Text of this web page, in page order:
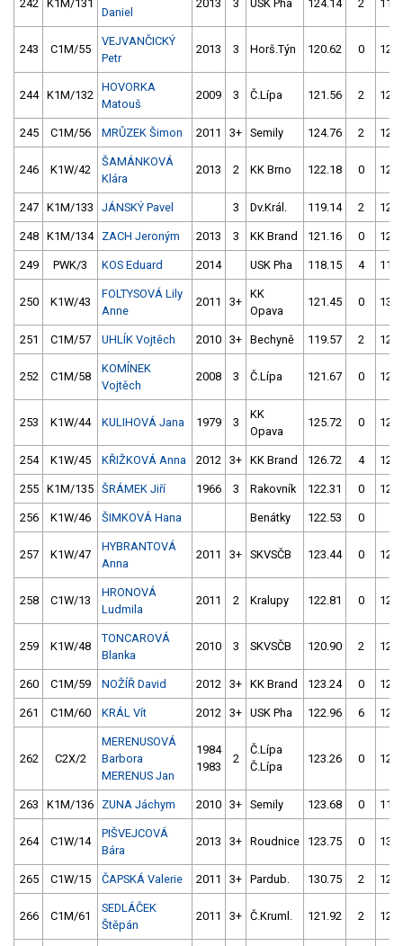
242 K1M/131
Daniel
2013 3 USK Pha 124.14 2
243 C1M/55
VEJVANČICKÝ
Petr
2013 3 Horš.Týn 120.62 0
244 K1M/132
HOVORKA
Matouš
2009 3 Č.Lípa 121.56 2
245 C1M/56 MRŮZEK Šimon 2011 3+ Semily 124.76 2
246 K1W/42
ŠAMÁNKOVÁ
Klára
2013 2 KK Brno 122.18 0
247 K1M/133 JÁNSKÝ Pavel 3 Dv.Král. 119.14 2
248 K1M/134 ZACH Jeroným 2013 3 KK Brand 121.16 0
249 PWK/3 KOS Eduard 2014 USK Pha 118.15 4
250 K1W/43
FOLTYSOVÁ Lily
Anne
2011 3+
KK
Opava
121.45 0
251 C1M/57 UHLÍK Vojtěch 2010 3+ Bechyně 119.57 2
252 C1M/58
KOMÍNEK
Vojtěch
2008 3 Č.Lípa 121.67 0
253 K1W/44 KULIHOVÁ Jana 1979 3
KK
Opava
125.72 0
254 K1W/45 KŘIŽKOVÁ Anna 2012 3+ KK Brand 126.72 4
255 K1M/135 ŠRÁMEK Jiří 1966 3 Rakovník 122.31 0
256 K1W/46 ŠIMKOVÁ Hana Benátky 122.53 0
257 K1W/47
HYBRANTOVÁ
Anna
2011 3+ SKVSČB 123.44 0
258 C1W/13
HRONOVÁ
Ludmila
2011 2 Kralupy 122.81 0
259 K1W/48
TONCAROVÁ
Blanka
2010 3 SKVSČB 120.90 2
260 C1M/59 NOŽÍŘ David 2012 3+ KK Brand 123.24 0
261 C1M/60 KRÁL Vít 2012 3+ USK Pha 122.96 6
262 C2X/2
MERENUSOVÁ
Barbora
MERENUS Jan
1984
1983
2
Č.Lípa
Č.Lípa
123.26 0
263 K1M/136 ZUNA Jáchym 2010 3+ Semily 123.68 0
264 C1W/14
PIŠVEJCOVÁ
Bára
2013 3+ Roudnice 123.75 0
265 C1W/15 ČAPSKÁ Valerie 2011 3+ Pardub. 130.75 2
266 C1M/61
SEDLÁČEK
Štěpán
2011 3+ Č.Kruml. 121.92 2